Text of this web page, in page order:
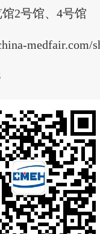
2号馆、4号馆
medfair.com/